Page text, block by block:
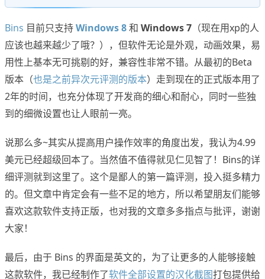
Bins 目前只支持Windows 8和 Windows 7 （现在用xp的人
应该也越来越少了哦？），但软件无论是外观，动画效果，易
用性上基本无可挑剔的好，兼容性非常不错。从最初的Beta
版本（也是之前异次元评测的版本）走到现在的正式版本用了
2年的时间，也充分体现了开发商的细心和耐心，同时一些独
到的细微设置也让人眼前一亮。
说那么多~其实从提高用户操作效率的角度出发，我认为4.99
美元已经超级回本了。当然值不值得就见仁见智了！Bins的详
细评测就到这里了。这个是鄙人的第一篇评测，投入挺多精力
的。但文章中肯定会有一些不足的地方，所以希望朋友们能够
喜欢这款软件支持正版，也对我的文章多多指点与批评，谢谢
大家！
最后，由于 Bins 的界面是英文的，为了让更多的人能够接触
这款软件，我已经制作了软件全部设置的汉化截图打包提供给